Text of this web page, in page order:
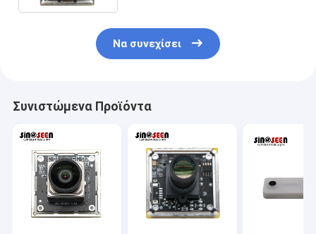
Να συνεχίσει
Συνιστώμενα Προϊόντα